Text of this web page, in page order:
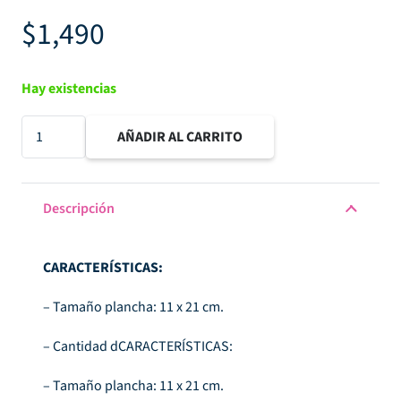
$1,490
Hay existencias
Sello
acrilico
Navidad
cantidad
AÑADIR AL CARRITO
Descripción
CARACTERÍSTICAS:
– Tamaño plancha: 11 x 21 cm.
– Cantidad dCARACTERÍSTICAS:
– Tamaño plancha: 11 x 21 cm.